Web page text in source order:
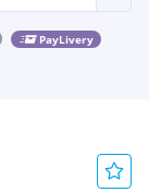
PayLivery